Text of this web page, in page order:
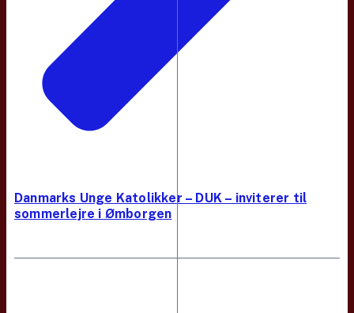
Danmarks Unge Katolikker – DUK – inviterer til
sommerlejre i Ømborgen